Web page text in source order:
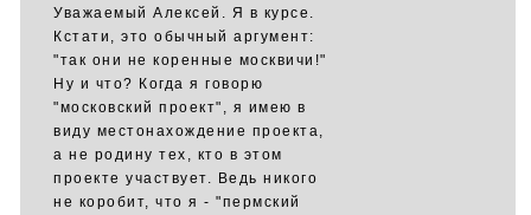
Уважаемый Алексей. Я в курсе.
Кстати, это обычный аргумент:
"так они не коренные москвичи!"
Ну и что? Когда я говорю
"московский проект", я имею в
виду местонахождение проекта,
а не родину тех, кто в этом
проекте участвует. Ведь никого
не коробит, что я - "пермский